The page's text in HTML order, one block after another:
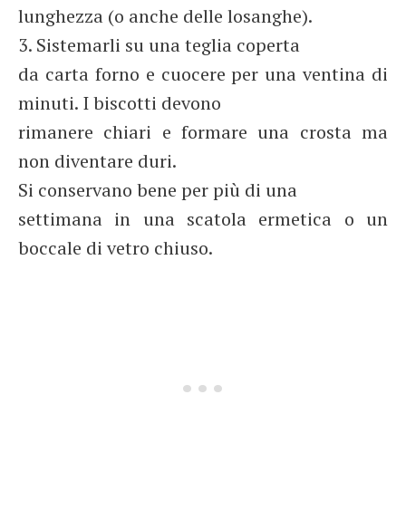
lunghezza (o anche delle losanghe).
3. Sistemarli su una teglia coperta
da carta forno e cuocere per una ventina di
minuti. I biscotti devono
rimanere chiari e formare una crosta ma
non diventare duri.
Si conservano bene per più di una
settimana in una scatola ermetica o un
boccale di vetro chiuso.